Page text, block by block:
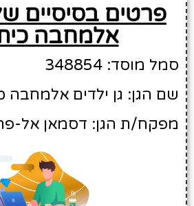
פרטים בסיסיים
אלמחבה
סמל מוסד: 348854
שם הגן: גן ילדים אלמחבה
מפקח/ת הגן: דסמאן אל-